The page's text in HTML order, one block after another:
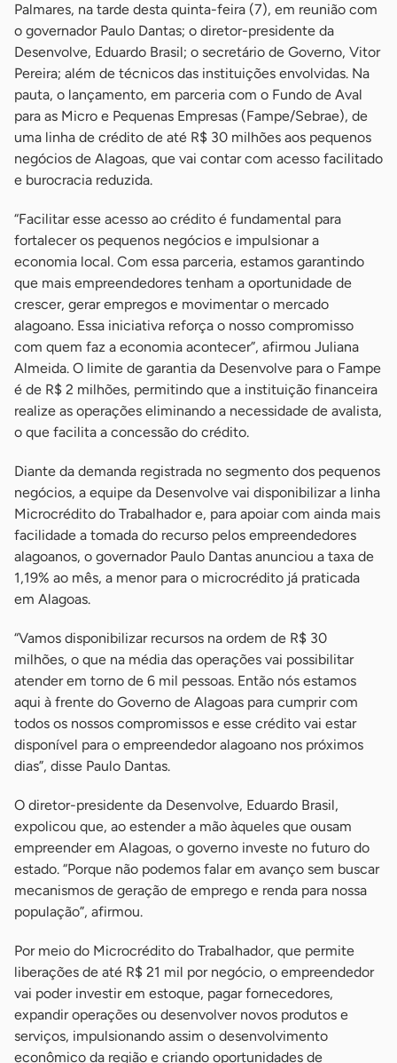
Palmares, na tarde desta quinta-feira (7), em reunião com
o governador Paulo Dantas; o diretor-presidente da
Desenvolve, Eduardo Brasil; o secretário de Governo, Vitor
Pereira; além de técnicos das instituições envolvidas. Na
pauta, o lançamento, em parceria com o Fundo de Aval
para as Micro e Pequenas Empresas (Fampe/Sebrae), de
uma linha de crédito de até R$ 30 milhões aos pequenos
negócios de Alagoas, que vai contar com acesso facilitado
e burocracia reduzida.
“Facilitar esse acesso ao crédito é fundamental para
fortalecer os pequenos negócios e impulsionar a
economia local. Com essa parceria, estamos garantindo
que mais empreendedores tenham a oportunidade de
crescer, gerar empregos e movimentar o mercado
alagoano. Essa iniciativa reforça o nosso compromisso
com quem faz a economia acontecer”, afirmou Juliana
Almeida. O limite de garantia da Desenvolve para o Fampe
é de R$ 2 milhões, permitindo que a instituição financeira
realize as operações eliminando a necessidade de avalista,
o que facilita a concessão do crédito.
Diante da demanda registrada no segmento dos pequenos
negócios, a equipe da Desenvolve vai disponibilizar a linha
Microcrédito do Trabalhador e, para apoiar com ainda mais
facilidade a tomada do recurso pelos empreendedores
alagoanos, o governador Paulo Dantas anunciou a taxa de
1,19% ao mês, a menor para o microcrédito já praticada
em Alagoas.
“Vamos disponibilizar recursos na ordem de R$ 30
milhões, o que na média das operações vai possibilitar
atender em torno de 6 mil pessoas. Então nós estamos
aqui à frente do Governo de Alagoas para cumprir com
todos os nossos compromissos e esse crédito vai estar
disponível para o empreendedor alagoano nos próximos
dias”, disse Paulo Dantas.
O diretor-presidente da Desenvolve, Eduardo Brasil,
expolicou que, ao estender a mão àqueles que ousam
empreender em Alagoas, o governo investe no futuro do
estado. “Porque não podemos falar em avanço sem buscar
mecanismos de geração de emprego e renda para nossa
população”, afirmou.
Por meio do Microcrédito do Trabalhador, que permite
liberações de até R$ 21 mil por negócio, o empreendedor
vai poder investir em estoque, pagar fornecedores,
expandir operações ou desenvolver novos produtos e
serviços, impulsionando assim o desenvolvimento
econômico da região e criando oportunidades de